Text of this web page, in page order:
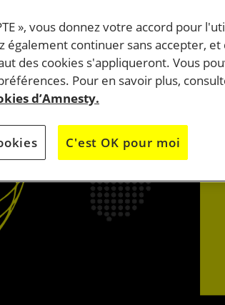
», vous donnez votre accord pour
également continuer sans accepter, et
des cookies s'appliqueront. Vous
Pour en savoir plus,
d’Amnesty.
C'est OK pour moi